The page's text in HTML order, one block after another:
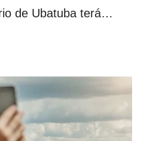
de Ubatuba terá…